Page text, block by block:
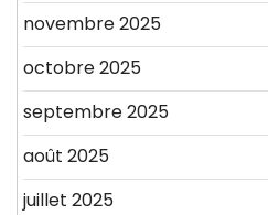
novembre 2025
octobre 2025
septembre 2025
août 2025
juillet 2025